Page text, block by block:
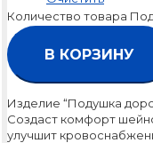
Количество товара
В КОРЗИНУ
Изделие “Подушка
Создаст комфорт
улучшит